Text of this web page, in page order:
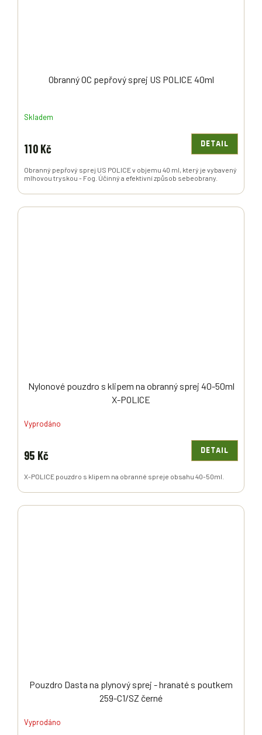
Obranný OC pepřový sprej US POLICE 40ml
Skladem
110 Kč DETAIL
Obranný pepřový sprej US POLICE v objemu 40 ml, který je vybavený
mlhovou tryskou - Fog. Účinný a efektivní způsob sebeobrany.
Nylonové pouzdro s klipem na obranný sprej 40-50ml
X-POLICE
Vyprodáno
95 Kč DETAIL
X-POLICE pouzdro s klipem na obranné spreje obsahu 40-50ml.
Pouzdro Dasta na plynový sprej - hranaté s poutkem
259-C1/SZ černé
Vyprodáno